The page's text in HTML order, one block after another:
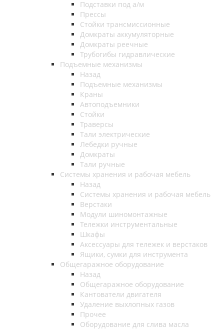
Подставки под а/м
Прессы
Стойки трансмиссионные
Домкраты аккумуляторные
Домкраты реечные
Трубогибы гидравлические
Подъемные механизмы
Назад
Подъемные механизмы
Краны
Автоподъемники
Стойки
Траверсы
Тали электрические
Лебедки ручные
Домкраты
Тали ручные
Системы хранения и рабочая мебель
Назад
Системы хранения и рабочая мебель
Верстаки
Модули шиномонтажные
Тележки инструментальные
Шкафы
Аксессуары для тележек и верстаков
Ящики, сумки для инструмента
Общегаражное оборудование
Назад
Общегаражное оборудование
Кантователи двигателя
Удаление выхлопных газов
Прочее
Оборудование для слива масла